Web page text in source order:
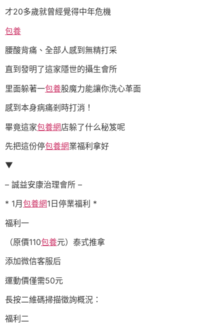
才20多歲就曾經覺得中年危機
包養
腰酸背痛、全部人感到無精打采
直到發明了這家隱世的攝生會所
里面躲著一包養股魔力能讓你洗心革面
感到本身病痛剎時打消！
畢竟這家包養網店躲了什么秘笈呢
先把這份停包養網業福利拿好
▼
– 誠益安康治理會所 –
* 1月 包養網1日停業福利 *
福利一
（原價110包養元）泰式推拿
添加微信客服后
運動價僅需50元
長按二維碼掃描徵詢概況：
福利二